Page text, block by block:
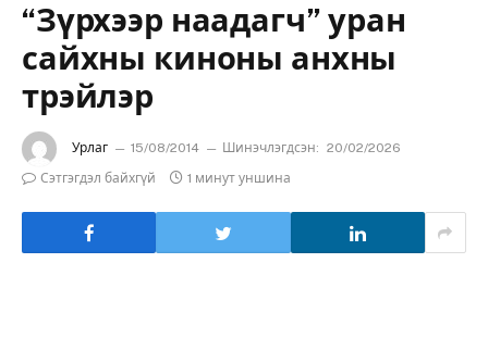
“Зүрхээр наадагч” уран
сайхны киноны анхны
трэйлэр
Урлаг 15/08/2014 Шинэчлэгдсэн: 20/02/2026
Сэтгэгдэл байхгүй
1 минут уншина